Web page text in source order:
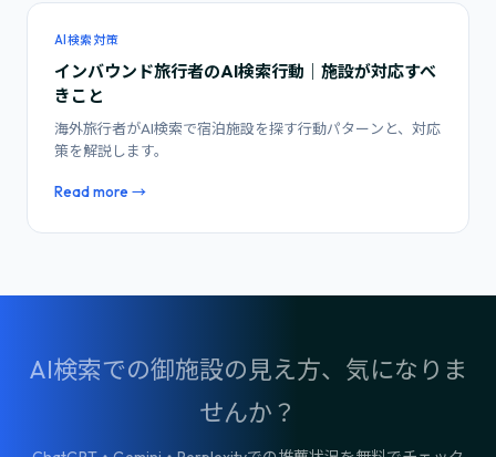
AI検索対策
インバウンド旅行者のAI検索行動｜施設が対応すべ
きこと
海外旅行者がAI検索で宿泊施設を探す行動パターンと、対応
策を解説します。
Read more →
AI検索での御施設の見え方、気になりま
せんか？